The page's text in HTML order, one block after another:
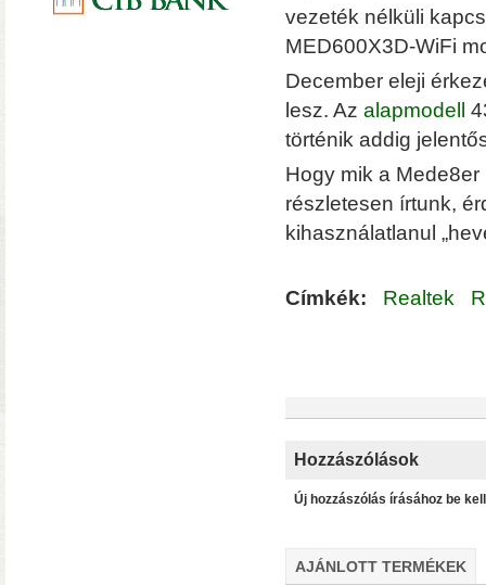
• USB 3.2 Gen2
olvasási sebesség
halk ventilátor
vezeték nélküli
MED600X3D-WiFi
December eleji
lesz. Az alapmodell
történik addig
Hogy mik a
részletesen írtunk,
kihasználatlanul
Címkék: Realtek
Hozzászólások
Új hozzászólás írásához be
AJÁNLOTT TERMÉKEK